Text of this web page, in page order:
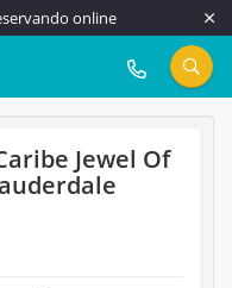
online
917 815 555
Jewel Of